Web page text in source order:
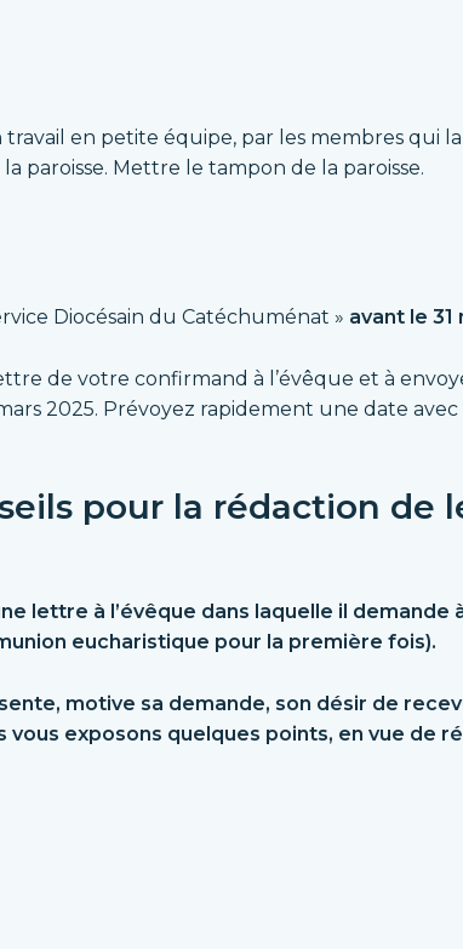
travail en petite équipe, par les membres qui
paroisse. Mettre le tampon de la paroisse.
Diocésain du Catéchuménat » avant le
de votre confirmand à l’évêque et à
2025. Prévoyez rapidement une date
pour la rédaction de
lettre à l’évêque dans laquelle il
eucharistique pour la première fois).
motive sa demande, son désir de
vous exposons quelques points, en vue de